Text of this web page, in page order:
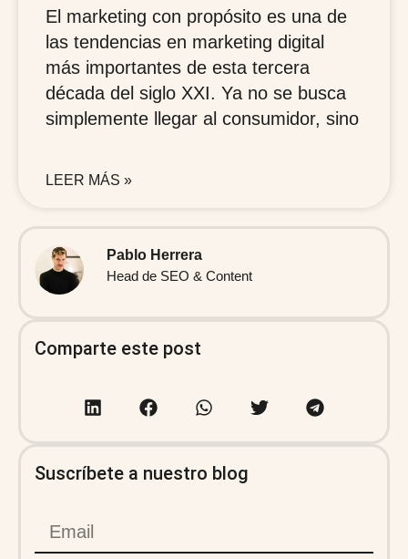
El marketing con propósito es una de
las tendencias en marketing digital
más importantes de esta tercera
década del siglo XXI. Ya no se busca
simplemente llegar al consumidor, sino
LEER MÁS »
Pablo Herrera
Head de SEO & Content
Comparte este post
Suscríbete a nuestro blog